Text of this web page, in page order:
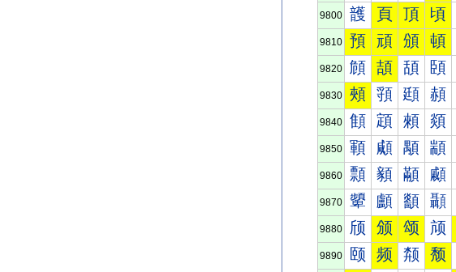
9800 頀 頁 頂 頃
9810 預 頑 頒 頓
9820 頠 頡 頢 頣
9830 頰 頱 頲 頳
9840 顀 顁 顂 顃
9850 顐 顑 顒 顓
9860 顠 顡 顢 顣
9870 顰 顱 顲 顳
9880 颀 颁 颂 颃
9890 颐 频 颒 颓